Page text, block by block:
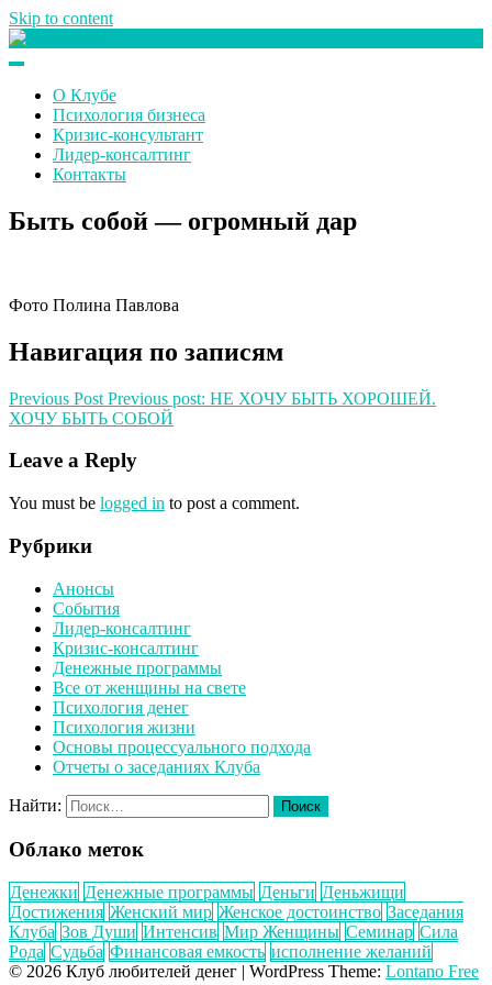
Skip to content
О Клубе
Психология бизнеса
Кризис-консультант
Лидер-консалтинг
Контакты
Быть собой — огромный дар
Фото Полина Павлова
Навигация по записям
Previous Post Previous post: НЕ ХОЧУ БЫТЬ ХОРОШЕЙ.
ХОЧУ БЫТЬ СОБОЙ
Leave a Reply
You must be logged in to post a comment.
Рубрики
Анонсы
События
Лидер-консалтинг
Кризис-консалтинг
Денежные программы
Все от женщины на свете
Психология денег
Психология жизни
Основы процессуального подхода
Отчеты о заседаниях Клуба
Найти:
Облако меток
Денежки Денежные программы Деньги Деньжищи
Достижения Женский мир Женское достоинство Заседания
Клуба Зов Души Интенсив Мир Женщины Семинар Сила
Рода Судьба Финансовая емкость исполнение желаний
© 2026 Клуб любителей денег | WordPress Theme: Lontano Free